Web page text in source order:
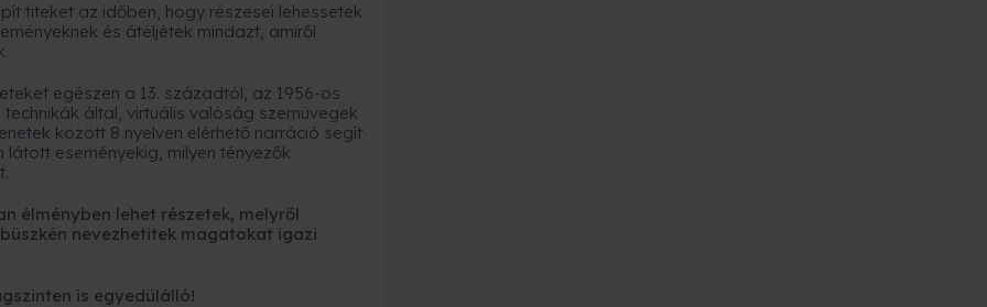
titeket az időben, hogy részesei lehessetek
és átéljétek mindazt, amiről
egészen a 13. századtól, az 1956-os
által, virtuális valóság szemüvegek
között 8 nyelven elérhető narráció segít
eseményekig, milyen tényezők
élményben lehet részetek, melyről
nevezhetitek magatokat igazi
is egyedülálló!